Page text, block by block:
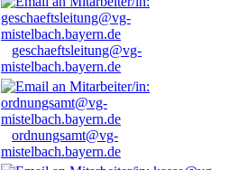
geschaeftsleitung@vg-
mistelbach.bayern.de
ordnungsamt@vg-
mistelbach.bayern.de